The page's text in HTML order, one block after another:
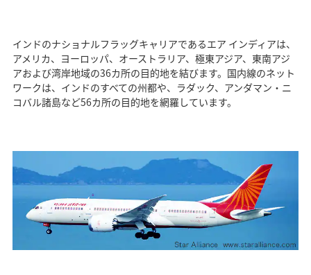
インドのナショナルフラッグキャリアであるエア インディアは、
アメリカ、ヨーロッパ、オーストラリア、極東アジア、東南アジ
アおよび湾岸地域の36カ所の目的地を結びます。国内線のネット
ワークは、インドのすべての州都や、ラダック、アンダマン・ニ
コバル諸島など56カ所の目的地を網羅しています。